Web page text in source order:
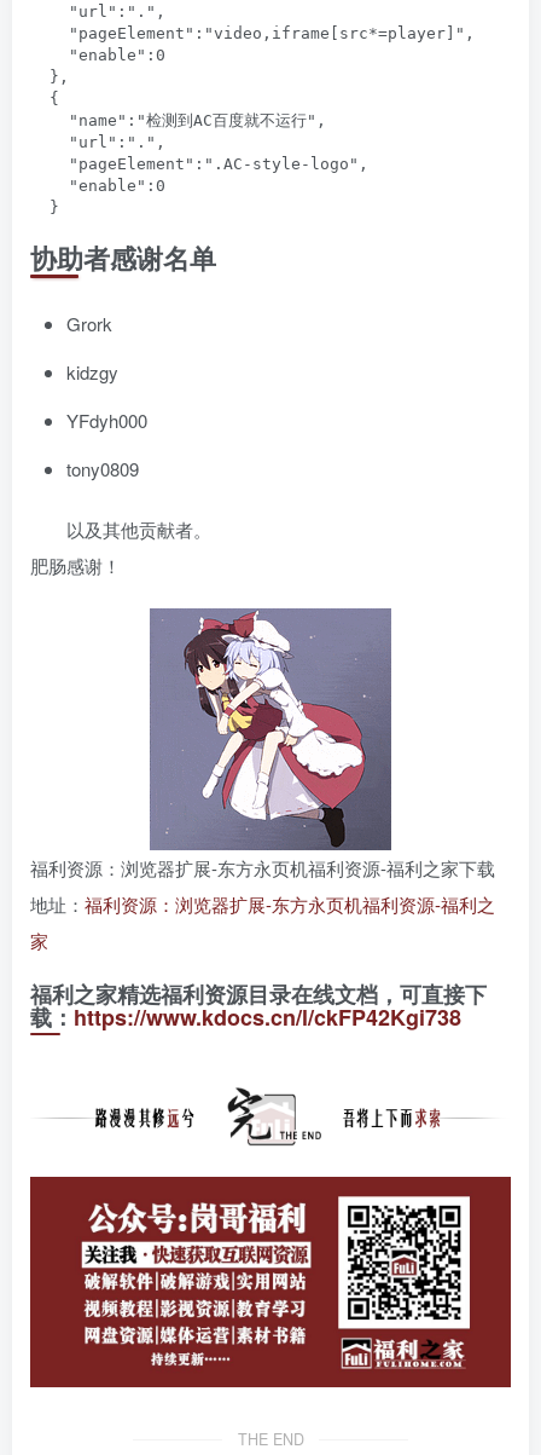
    "url":".",
    "pageElement":"video,iframe[src*=player]",
    "enable":0
  },
  {
    "name":"检测到AC百度就不运行",
    "url":".",
    "pageElement":".AC-style-logo",
    "enable":0
协助者感谢名单
Grork
kidzgy
YFdyh000
tony0809
以及其他贡献者。
肥肠感谢！
福利资源：浏览器扩展-东方永页机福利资源-福利之家下载
地址： 福利资源：浏览器扩展-东方永页机福利资源-福利之
家
福利之家精选福利资源目录在线文档，可直接下
载：https://www.kdocs.cn/l/ckFP42Kgi738
THE END